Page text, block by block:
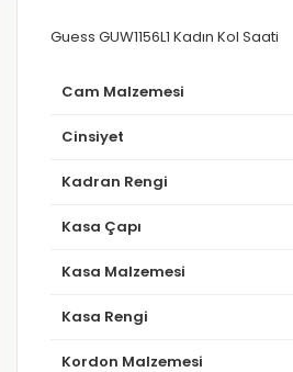
Guess GUW1156L1 Kadın Kol Saati
Cam Malzemesi
Cinsiyet
Kadran Rengi
Kasa Çapı
Kasa Malzemesi
Kasa Rengi
Kordon Malzemesi